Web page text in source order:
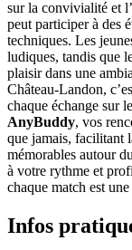
sur la convivialité et
peut participer à des
techniques. Les
ludiques, tandis que
plaisir dans une
Château-Landon,
chaque échange sur
AnyBuddy, vos
que jamais, facilitant
mémorables autour
à votre rythme et
chaque match est
Infos